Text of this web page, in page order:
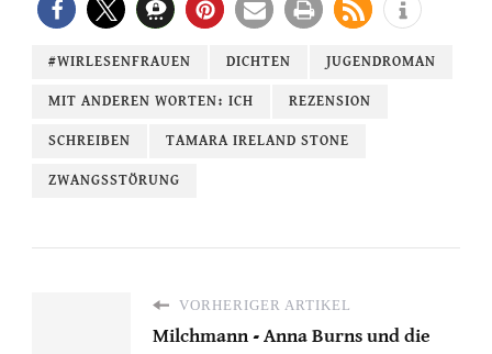
#WIRLESENFRAUEN DICHTEN JUGENDROMAN
MIT ANDEREN WORTEN: ICH REZENSION
SCHREIBEN TAMARA IRELAND STONE
ZWANGSSTÖRUNG
VORHERIGER ARTIKEL
Milchmann - Anna Burns und die